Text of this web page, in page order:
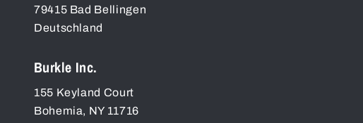
79415 Bad Bellingen
Deutschland
Burkle Inc.
155 Keyland Court
Bohemia, NY 11716